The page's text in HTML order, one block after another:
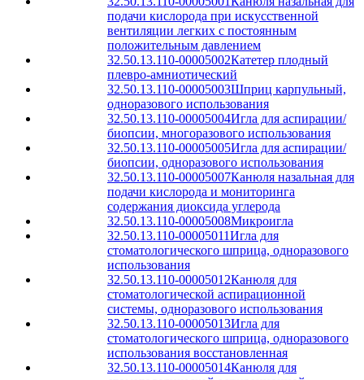
подачи кислорода при искусственной
вентиляции легких с постоянным
положительным давлением
32.50.13.110-00005002Катетер плодный
плевро-амниотический
32.50.13.110-00005003Шприц карпульный,
одноразового использования
32.50.13.110-00005004Игла для аспирации/
биопсии, многоразового использования
32.50.13.110-00005005Игла для аспирации/
биопсии, одноразового использования
32.50.13.110-00005007Канюля назальная для
подачи кислорода и мониторинга
содержания диоксида углерода
32.50.13.110-00005008Микроигла
32.50.13.110-00005011Игла для
стоматологического шприца, одноразового
использования
32.50.13.110-00005012Канюля для
стоматологической аспирационной
системы, одноразового использования
32.50.13.110-00005013Игла для
стоматологического шприца, одноразового
использования восстановленная
32.50.13.110-00005014Канюля для